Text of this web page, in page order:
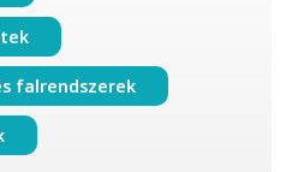
falrendszerek